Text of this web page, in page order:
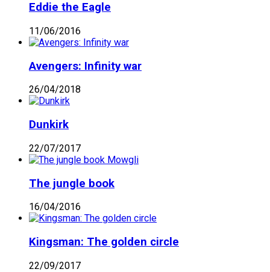
Eddie the Eagle
11/06/2016
Avengers: Infinity war
26/04/2018
Dunkirk
22/07/2017
The jungle book
16/04/2016
Kingsman: The golden circle
22/09/2017